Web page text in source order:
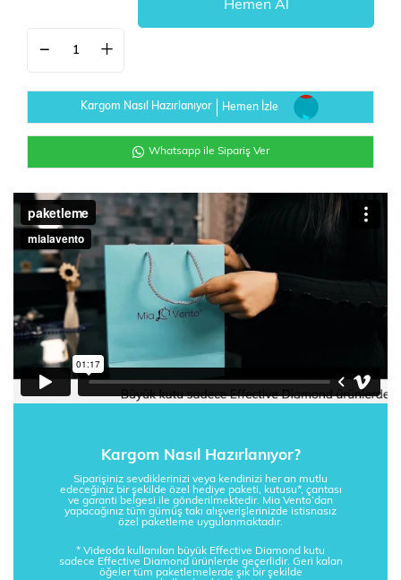
Kargom Nasıl Hazırlanıyor Hemen İzle
Whatsapp ile Sipariş Ver
Kargom Nasıl Hazırlanıyor?
Siparişiniz sevdiklerinizi veya kendinizi her an mutlu
edeceğiniz bir şekilde özel hediye paketi, kutusu*, çantası
ve garanti belgesi ile gönderilmektedir. Mia Vento’dan
yapacağınız tüm gümüş takı alışverişlerinizde istisnasız
özel paketleme uygulanmaktadır.
* Videoda kullanılan büyük Effective Diamond kutu
sadece Effective Diamond ürünlerde geçerlidir. Geri kalan
öğeler tüm paketlemelerde şık bir şekilde